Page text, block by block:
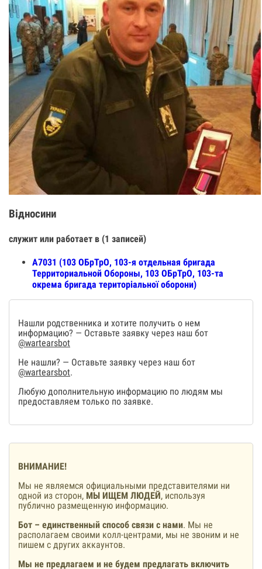
Відносини
служит или работает в (1 записей)
А7031 (103 ОБрТрО, 103-я отдельная бригада
Территориальной Обороны, 103 ОБрТрО, 103-та
окрема бригада територіальної оборони)
Нашли родственника и хотите получить о нем
информацию? — Оставьте заявку через наш бот
@wartearsbot
Не нашли? — Оставьте заявку через наш бот
@wartearsbot.
Любую дополнительную информацию по людям мы
предоставляем только по заявке.
ВНИМАНИЕ!
Мы не являемся официальными представителями ни
одной из сторон, МЫ ИЩЕМ ЛЮДЕЙ, используя
публично размещенную информацию.
Бот – единственный способ связи с нами. Мы не
располагаем своими колл-центрами, мы не звоним и не
пишем с других аккаунтов.
Мы не предлагаем и не будем предлагать включить